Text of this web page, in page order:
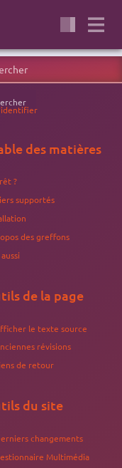
ci n'a pas été
d'Ubuntu
de configurer
clavier. Cela signifie
touche pressée.
touches qui ne
des matières
?
supportés
des greffons
de la page
le texte source
révisions
de retour
du site
changements
Multimédia